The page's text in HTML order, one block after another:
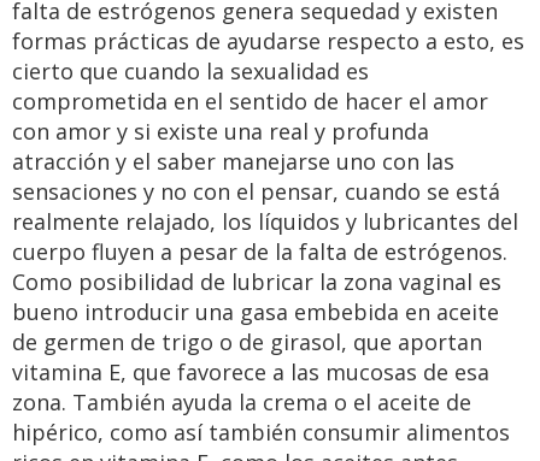
falta de estrógenos genera sequedad y existen
formas prácticas de ayudarse respecto a esto, es
cierto que cuando la sexualidad es
comprometida en el sentido de hacer el amor
con amor y si existe una real y profunda
atracción y el saber manejarse uno con las
sensaciones y no con el pensar, cuando se está
realmente relajado, los líquidos y lubricantes del
cuerpo fluyen a pesar de la falta de estrógenos.
Como posibilidad de lubricar la zona vaginal es
bueno introducir una gasa embebida en aceite
de germen de trigo o de girasol, que aportan
vitamina E, que favorece a las mucosas de esa
zona. También ayuda la crema o el aceite de
hipérico, como así también consumir alimentos